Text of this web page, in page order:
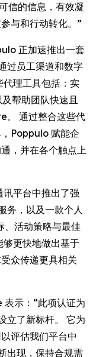
信的信息，有效凝
与和行动转化。”
正加速推出一套
过员工渠道和数字
理工具包括：实
及帮助团队快速且
。 通过整合这些代
Poppulo 赋能企
，并在各个触点上
平台中推出了强
务，以及一款个人
、活动策略与最佳
够更快地做出基于
众传递更具相关
示：“此项认证为
立了新标杆。 它为
评估我们平台中
出现，保持合规需